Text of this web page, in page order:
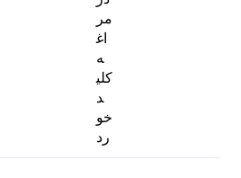
مر
اغ
ه
کلی
د
خو
رد